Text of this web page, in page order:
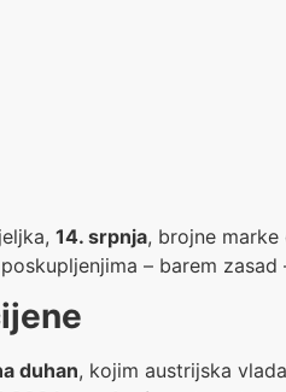
14. srpnja, brojne
– barem zasad
duhan, kojim austrijska